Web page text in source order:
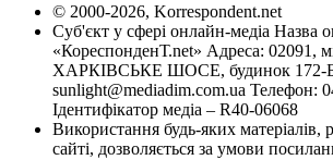
© 2000-2026, Korrespondent.net
Суб'єкт у сфері онлайн-медіа Назва
«КореспонденТ.net» Адреса: 02091,
ХАРКІВСЬКЕ ШОСЕ, будинок 172-Б,
sunlight@mediadim.com.ua Телефон:
Ідентифікатор медіа – R40-06068
Використання будь-яких матеріалів,
сайті, дозволяється за умови